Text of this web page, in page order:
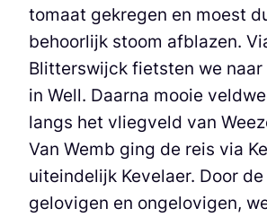
tomaat gekregen en moest
behoorlijk stoom afblazen.
Blitterswijck fietsten we naar
in Well. Daarna mooie
langs het vliegveld van
Van Wemb ging de reis via
uiteindelijk Kevelaer. Door
gelovigen en ongelovigen,